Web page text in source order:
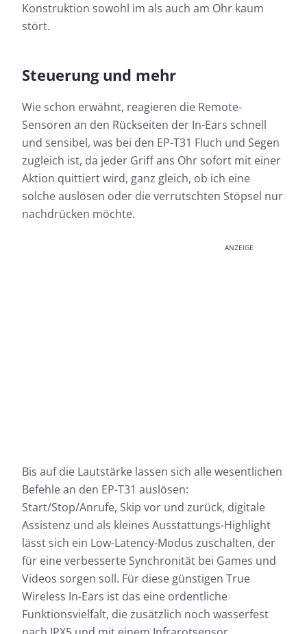
Konstruktion sowohl im als auch am Ohr kaum
stört.
Steuerung und mehr
Wie schon erwähnt, reagieren die Remote-
Sensoren an den Rückseiten der In-Ears schnell
und sensibel, was bei den EP-T31 Fluch und Segen
zugleich ist, da jeder Griff ans Ohr sofort mit einer
Aktion quittiert wird, ganz gleich, ob ich eine
solche auslösen oder die verrutschten Stöpsel nur
nachdrücken möchte.
ANZEIGE
Bis auf die Lautstärke lassen sich alle wesentlichen
Befehle an den EP-T31 auslösen:
Start/Stop/Anrufe, Skip vor und zurück, digitale
Assistenz und als kleines Ausstattungs-Highlight
lässt sich ein Low-Latency-Modus zuschalten, der
für eine verbesserte Synchronität bei Games und
Videos sorgen soll. Für diese günstigen True
Wireless In-Ears ist das eine ordentliche
Funktionsvielfalt, die zusätzlich noch wasserfest